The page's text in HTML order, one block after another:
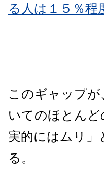
る人は１５％程
このギャップ
いてのほとん
実的にはムリ
る。